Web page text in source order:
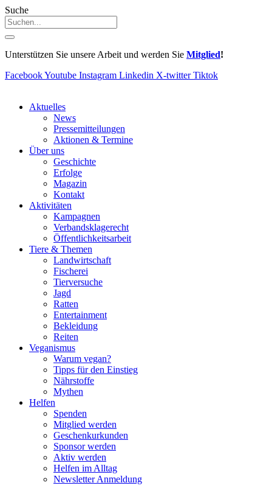
Suche
Unterstützen Sie unsere Arbeit und werden Sie Mitglied!
FacebookYoutube Instagram Linkedin X-twitter Tiktok
Aktuelles
News
Pressemitteilungen
Aktionen & Termine
Über uns
Geschichte
Erfolge
Magazin
Kontakt
Aktivitäten
Kampagnen
Verbandsklagerecht
Öffentlichkeitsarbeit
Tiere & Themen
Landwirtschaft
Fischerei
Tierversuche
Jagd
Ratten
Entertainment
Bekleidung
Reiten
Veganismus
Warum vegan?
Tipps für den Einstieg
Nährstoffe
Mythen
Helfen
Spenden
Mitglied werden
Geschenkurkunden
Sponsor werden
Aktiv werden
Helfen im Alltag
Newsletter Anmeldung